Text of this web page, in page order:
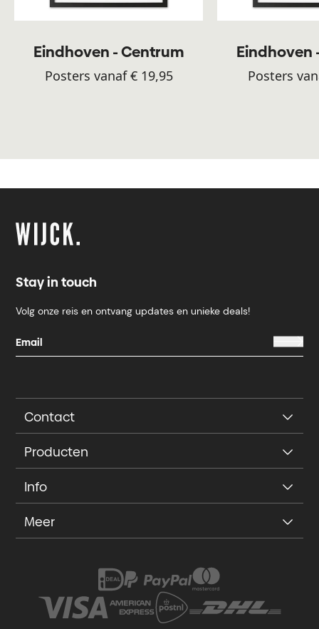
Eindhoven - Centrum
Posters vanaf € 19,95
Eindhoven
Posters
Stay in touch
Volg onze reis en ontvang updates en unieke deals!
Contact
Producten
Info
Meer